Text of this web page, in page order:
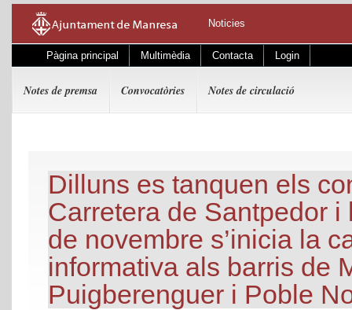
Noticies
Pàgina principal Multimèdia Contacta Login
Notes de premsa Convocatòries Notes de circulació
Dilluns es tanquen els
Carretera de Santpedor i
de novembre s’inicia la
informativa als barris de
Puigberenguer i Poble